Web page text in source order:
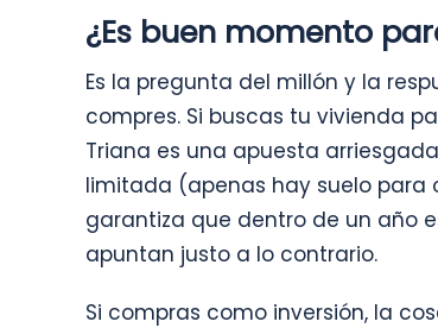
¿Es buen momento
Es la pregunta del millón y la
compres. Si buscas tu vivienda
Triana es una apuesta
limitada (apenas hay suelo para
garantiza que dentro de un año
apuntan justo a lo contrario.
Si compras como inversión, la